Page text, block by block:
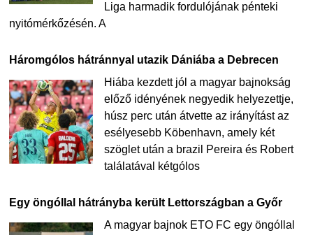
Liga harmadik fordulójának pénteki
nyitómérkőzésén. A
Háromgólos hátránnyal utazik Dániába a Debrecen
Hiába kezdett jól a magyar bajnokság
előző idényének negyedik helyezettje,
húsz perc után átvette az irányítást az
esélyesebb Köbenhavn, amely két
szöglet után a brazil Pereira és Robert
találatával kétgólos
Egy öngóllal hátrányba került Lettországban a Győr
A magyar bajnok ETO FC egy öngóllal